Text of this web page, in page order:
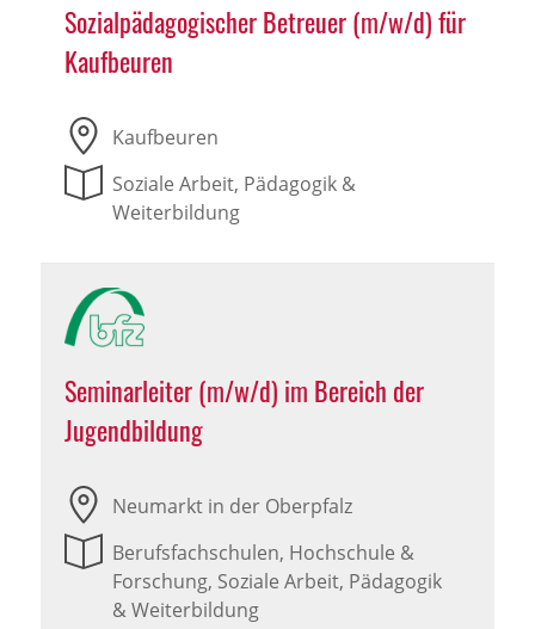
Sozialpädagogischer Betreuer (m/w/d) für
Kaufbeuren
Kaufbeuren
Soziale Arbeit, Pädagogik &
Weiterbildung
Seminarleiter (m/w/d) im Bereich der
Jugendbildung
Neumarkt in der Oberpfalz
Berufsfachschulen, Hochschule &
Forschung, Soziale Arbeit, Pädagogik
& Weiterbildung